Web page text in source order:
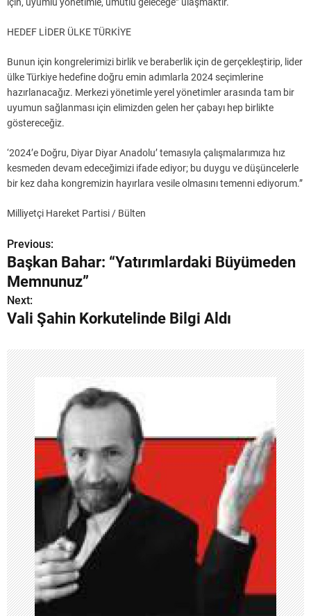
için, uyumlu yönetimle, umutlu geleceğe” ulaşmaktır.
HEDEF LİDER ÜLKE TÜRKİYE
Bunun için kongrelerimizi birlik ve beraberlik için de gerçekleştirip, lider
ülke Türkiye hedefine doğru emin adımlarla 2024 seçimlerine
hazırlanacağız. Merkezi yönetimle yerel yönetimler arasında tam bir
uyumun sağlanması için elimizden gelen her çabayı hep birlikte
göstereceğiz.
‘2024’e Doğru, Diyar Diyar Anadolu’ temasıyla çalışmalarımıza hız
kesmeden devam edeceğimizi ifade ediyor; bu duygu ve düşüncelerle
bir kez daha kongremizin hayırlara vesile olmasını temenni ediyorum.”
Milliyetçi Hareket Partisi / Bülten
Y
a
z
ı
g
e
z
i
n
m
e
s
i
Previous:
Başkan Bahar: “Yatırımlardaki Büyümeden
Memnunuz”
Next:
Vali Şahin Korkutelinde Bilgi Aldı